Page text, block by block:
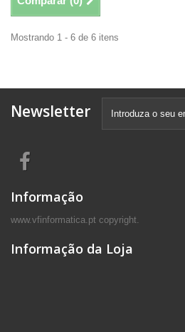
Mostrando 1 - 6 de 6 itens
Newsletter
Informação
www.vfinformatica.pt copyright.
Informação da Loja